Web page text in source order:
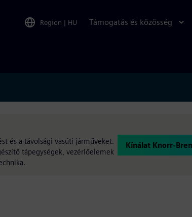
Region | HU Támogatás és közösség
és a távolsági vasúti járműveket.
tápegységek, vezérlőelemek
Kínálat Knorr-